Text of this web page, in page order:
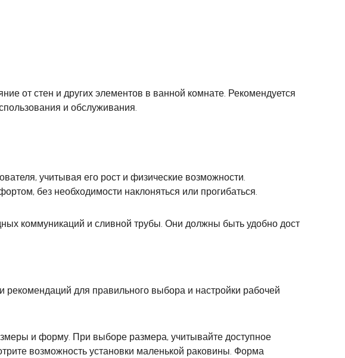
от стен и других элементов в ванной комнате. Рекомендуется
и обслуживания.
учитывая его рост и физические возможности.
без необходимости наклоняться или прогибаться.
коммуникаций и сливной трубы. Они должны быть удобно дост
рекомендаций для правильного выбора и настройки рабочей
и форму. При выборе размера, учитывайте доступное
возможность установки маленькой раковины. Форма